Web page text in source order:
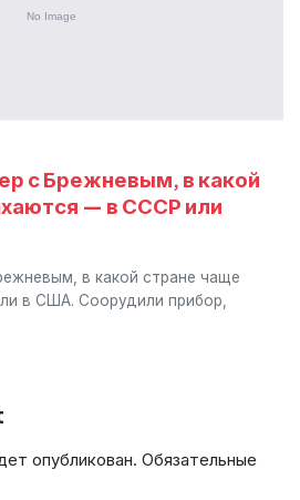
с Брежневым, в какой
— в СССР или
в какой стране чаще
в США. Соорудили прибор,
опубликован. Обязательные